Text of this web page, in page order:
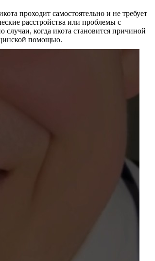
проходит самостоятельно и не требует
расстройства или проблемы с
когда икота становится причиной
помощью.